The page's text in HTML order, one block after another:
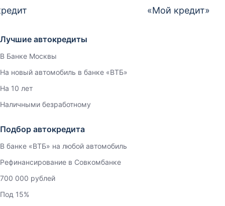
«Мой кредит»
Лучшие автокредиты
В Банке Москвы
На новый автомобиль в банке «ВТБ»
На 10 лет
Наличными безработному
Подбор автокредита
В банке «ВТБ» на любой автомобиль
Рефинансирование в Совкомбанке
700 000 рублей
Под 15%